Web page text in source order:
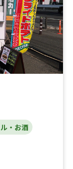
ごソーダ、マ
スフライ弁
ストポーク
生姜焼き丼、
かき氷
・お酒